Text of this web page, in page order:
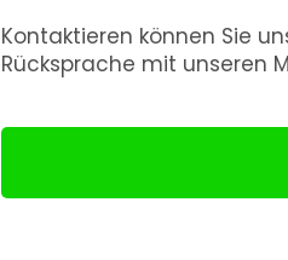
Kontaktieren können Sie
Rücksprache mit unseren